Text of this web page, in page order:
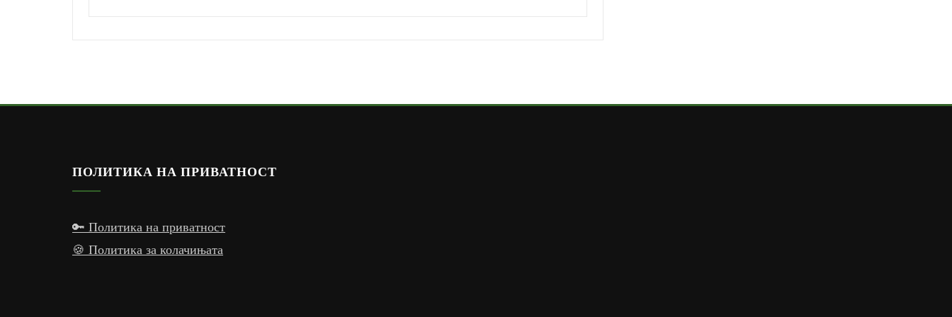
ПОЛИТИКА НА ПРИВАТНОСТ
🔑 Политика на приватност
🍪 Политика за колачињата